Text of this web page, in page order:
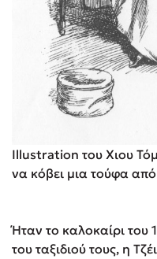
Illustration του Χιου
να κόβει μια τούφα
Ήταν το καλοκαίρι του
του ταξιδιού τους, η